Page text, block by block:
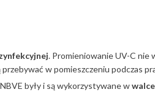
. Promieniowanie UV-C nie
w pomieszczeniu podczas
były i są wykorzystywane w